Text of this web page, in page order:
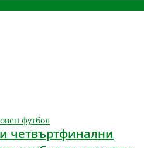
футбол
четвъртфинални